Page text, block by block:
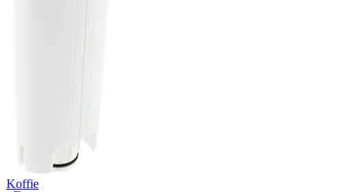
Koffie